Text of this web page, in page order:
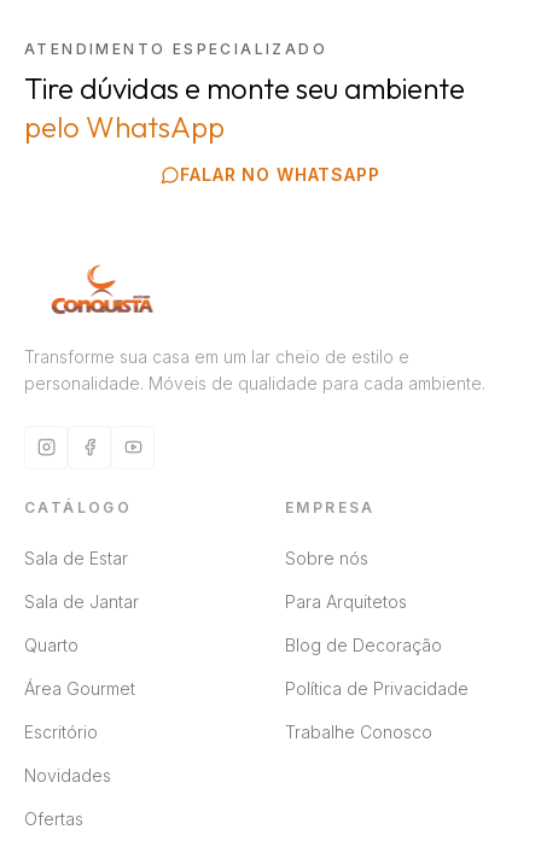
ATENDIMENTO ESPECIALIZADO
Tire dúvidas e monte seu ambiente
pelo WhatsApp
FALAR NO WHATSAPP
Transforme sua casa em um lar cheio de estilo e
personalidade. Móveis de qualidade para cada ambiente.
CATÁLOGO
Sala de Estar
Sala de Jantar
Quarto
Área Gourmet
Escritório
Novidades
Ofertas
EMPRESA
Sobre nós
Para Arquitetos
Blog de Decoração
Política de Privacidade
Trabalhe Conosco